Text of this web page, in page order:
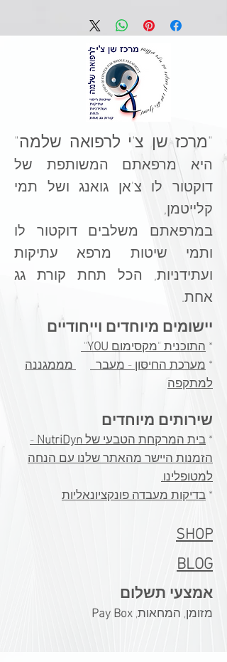
"מרכז שן צ'י לרפואה שלמה"
היא מרפאתם המשותפת של
דוקטור לו צ'אן גואנג ושל תמי
קלייטמן,
במרפאתם משלבים דוקטור לו
ותמי שיטות מרפא עתיקות
ועתידניות, הכל תחת קורת גג
אחת.
יישומים מיוחדים וייחודיים
*התוכנית "מקסימוםYOU
"
*מערכת החיסון - מעבר
מממגננה
למתקפה​
שירותים מיוחדים
*בית המרקחת הטבעי שלNutriDyn
-
הזמנות היישר מהאתר שלנו עם הנחה
למטופלינו.
​*בדיקות מעבדה פונקציונאליות
SHOP
BLOG
אמצעי תשלום
מזומן, המחאות,